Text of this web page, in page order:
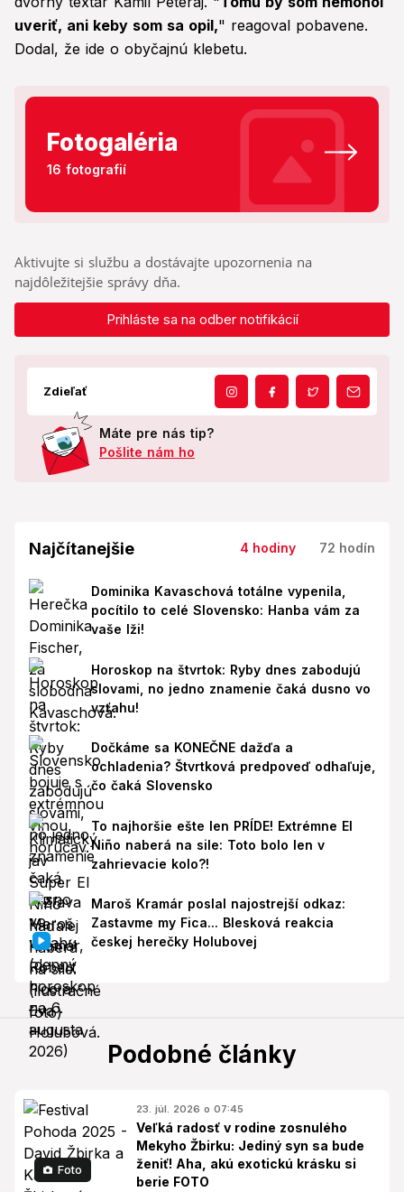
uveriť, ani keby som sa opil," reagoval pobavene.
Dodal, že ide o obyčajnú klebetu.
Fotogaléria
16 fotografií
Aktivujte si službu a dostávajte upozornenia na
najdôležitejšie správy dňa.
Prihláste sa na odber notifikácií
Zdieľať
Máte pre nás tip?
Pošlite nám ho
Najčítanejšie 4 hodiny 72 hodín
Dominika Kavaschová totálne vypenila,
pocítilo to celé Slovensko: Hanba vám za
vaše lži!
Horoskop na štvrtok: Ryby dnes zabodujú
slovami, no jedno znamenie čaká dusno vo
vzťahu!
Dočkáme sa KONEČNE dažďa a
ochladenia? Štvrtková predpoveď odhaľuje,
čo čaká Slovensko
To najhoršie ešte len PRÍDE! Extrémne El
Niño naberá na sile: Toto bolo len v
zahrievacie kolo?!
Maroš Kramár poslal najostrejší odkaz:
Zastavme my Fica... Blesková reakcia
českej herečky Holubovej
Podobné články
Foto
23. júl. 2026 o 07:45
Veľká radosť v rodine zosnulého
Mekyho Žbirku: Jediný syn sa bude
ženiť! Aha, akú exotickú krásku si
berie FOTO